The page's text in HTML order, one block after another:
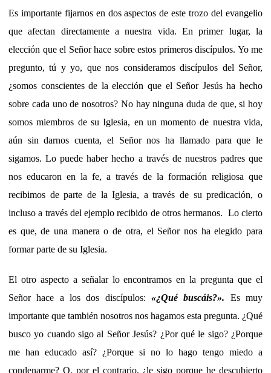
Es importante fijarnos en dos aspectos de este trozo del evangelio
que afectan directamente a nuestra vida. En primer lugar, la
elección que el Señor hace sobre estos primeros discípulos. Yo me
pregunto, tú y yo, que nos consideramos discípulos del Señor,
¿somos conscientes de la elección que el Señor Jesús ha hecho
sobre cada uno de nosotros? No hay ninguna duda de que, si hoy
somos miembros de su Iglesia, en un momento de nuestra vida,
aún sin darnos cuenta, el Señor nos ha llamado para que le
sigamos. Lo puede haber hecho a través de nuestros padres que
nos educaron en la fe, a través de la formación religiosa que
recibimos de parte de la Iglesia, a través de su predicación, o
incluso a través del ejemplo recibido de otros hermanos. Lo cierto
es que, de una manera o de otra, el Señor nos ha elegido para
formar parte de su Iglesia.
El otro aspecto a señalar lo encontramos en la pregunta que el
Señor hace a los dos discípulos: «¿Qué buscáis?». Es muy
importante que también nosotros nos hagamos esta pregunta. ¿Qué
busco yo cuando sigo al Señor Jesús? ¿Por qué le sigo? ¿Porque
me han educado así? ¿Porque si no lo hago tengo miedo a
condenarme? O, por el contrario, ¿le sigo porque he descubierto